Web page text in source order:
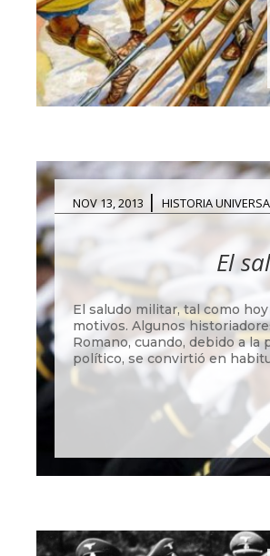
NOV 13, 2013 |HISTORIA
El
El saludo militar, tal como
motivos. Algunos
Romano, cuando, debido a
político, se convirtió en